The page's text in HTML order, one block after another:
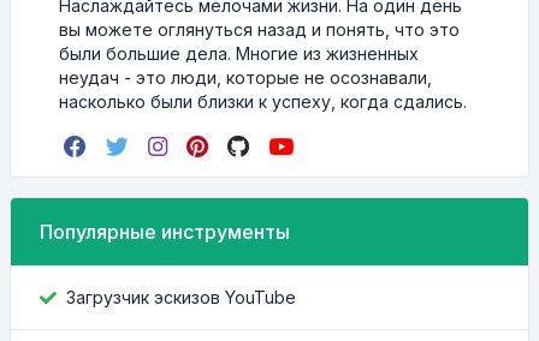
Наслаждайтесь мелочами жизни. На один день
вы можете оглянуться назад и понять, что это
были большие дела. Многие из жизненных
неудач - это люди, которые не осознавали,
насколько были близки к успеху, когда сдались.
Популярные инструменты
Загрузчик эскизов YouTube